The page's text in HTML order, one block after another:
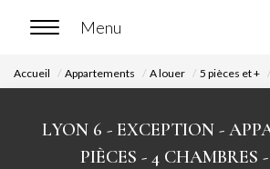
ACCUEIL
Accueil Appartements A louer 5 pièces et +
LYON 6 - EXCEPTION -
PIÈCES - 4 CHAMBRES -